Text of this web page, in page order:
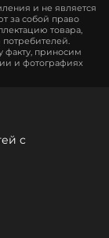
и не является
за собой право
товара,
факту, приносим
и фотографиях
c